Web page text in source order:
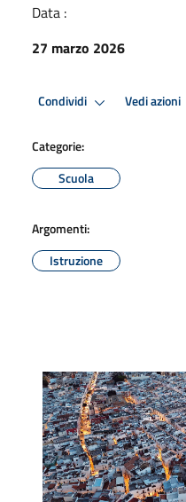
Data :
27 marzo 2026
Condividi Vedi azioni
Categorie:
Scuola
Argomenti:
Istruzione